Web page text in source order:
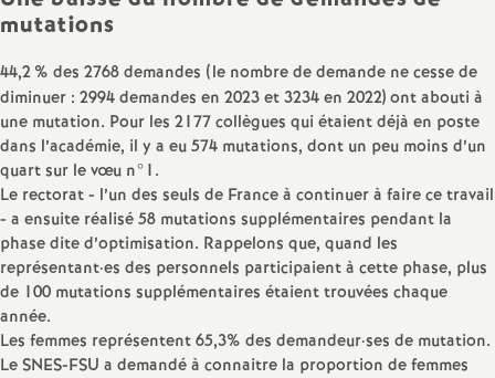
O
r
l
é
a
n
mutations
44,2% des 2768 demandes (le nombre de demande ne cesse de
diminuer : 2994 demandes en 2023 et 3234 en 2022) ont abouti à
une mutation. Pour les 2177 collègues qui étaient déjà en poste
dans l’académie, il y a eu 574 mutations, dont un peu moins d’un
quart sur le vœu n°1.
Le rectorat - l’un des seuls de France à continuer à faire ce travail
- a ensuite réalisé 58 mutations supplémentaires pendant la
phase dite d’optimisation. Rappelons que, quand les
représentant·es des personnels participaient à cette phase, plus
de 100 mutations supplémentaires étaient trouvées chaque
année.
Les femmes représentent 65,3% des demandeur·ses de mutation.
Le SNES-FSU a demandé à connaitre la proportion de femmes